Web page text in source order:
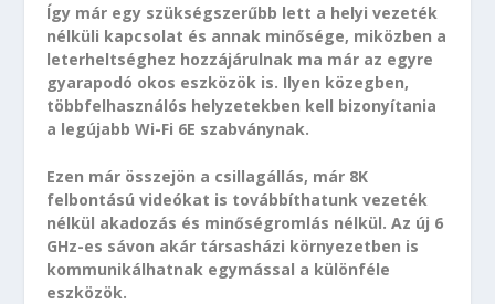
Így már egy szükségszerűbb lett a helyi vezeték
nélküli kapcsolat és annak minősége, miközben a
leterheltséghez hozzájárulnak ma már az egyre
gyarapodó okos eszközök is. Ilyen közegben,
többfelhasználós helyzetekben kell bizonyítania
a legújabb Wi-Fi 6E szabványnak.
Ezen már összejön a csillagállás, már 8K
felbontású videókat is továbbíthatunk vezeték
nélkül akadozás és minőségromlás nélkül. Az új 6
GHz-es sávon akár társasházi környezetben is
kommunikálhatnak egymással a különféle
eszközök.